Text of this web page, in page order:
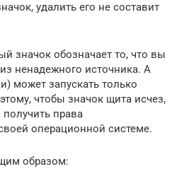
удалить его не составит
значок обозначает то, что вы
ненадежного источника. А
может запускать только
чтобы значок щита исчез,
права
операционной системе.
образом: